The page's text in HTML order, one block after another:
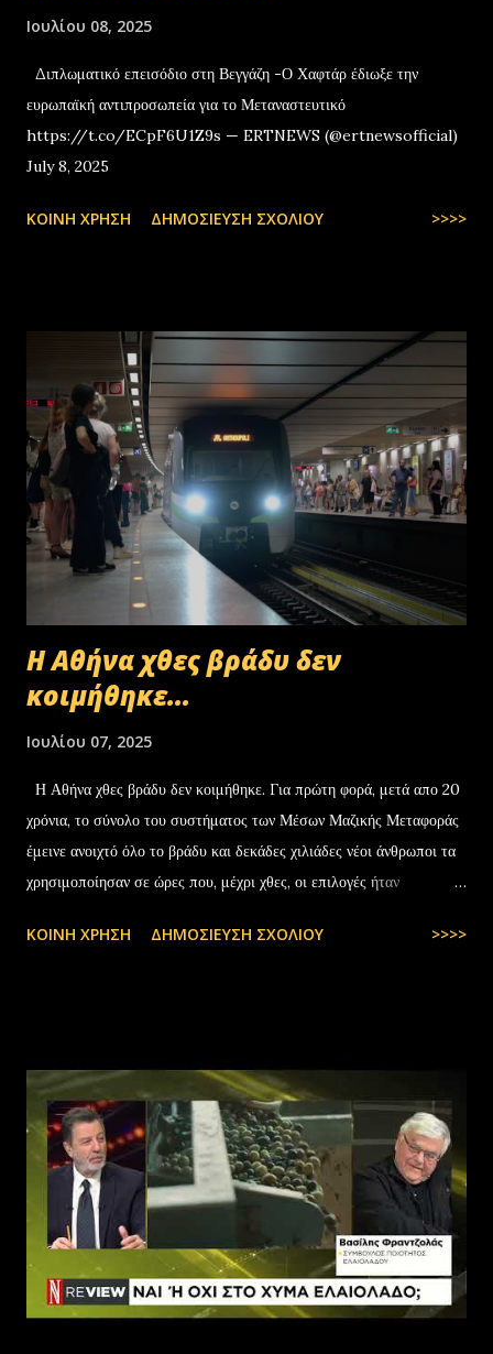
Ιουλίου 08, 2025
Διπλωματικό επεισόδιο στη Βεγγάζη -Ο Χαφτάρ έδιωξε την
ευρωπαϊκή αντιπροσωπεία για το Μεταναστευτικό
https://t.co/ECpF6U1Z9s — ERTNEWS (@ertnewsofficial)
July 8, 2025
ΚΟΙΝΉ ΧΡΉΣΗ ΔΗΜΟΣΊΕΥΣΗ ΣΧΟΛΊΟΥ >>>>
Η Αθήνα χθες βράδυ δεν
κοιμήθηκε...
Ιουλίου 07, 2025
Η Αθήνα χθες βράδυ δεν κοιμήθηκε. Για πρώτη φορά, μετά απο 20
χρόνια, το σύνολο του συστήματος των Μέσων Μαζικής Μεταφοράς
έμεινε ανοιχτό όλο το βράδυ και δεκάδες χιλιάδες νέοι άνθρωποι τα
χρησιμοποίησαν σε ώρες που, μέχρι χθες, οι επιλογές ήταν
2025
ΚΟΙΝΉ ΧΡΉΣΗ ΔΗΜΟΣΊΕΥΣΗ ΣΧΟΛΊΟΥ >>>>